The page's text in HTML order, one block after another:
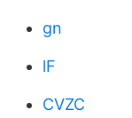
gn
lF
CVZC